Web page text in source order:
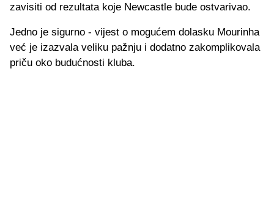
zavisiti od rezultata koje Newcastle bude ostvarivao.
Jedno je sigurno - vijest o mogućem dolasku Mourinha
već je izazvala veliku pažnju i dodatno zakomplikovala
priču oko budućnosti kluba.